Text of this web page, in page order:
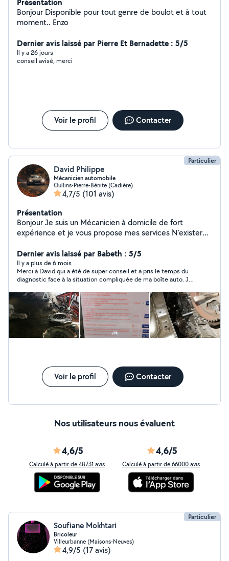
Bonjour Disponible pour tout genre de boulot et à tout
moment.. Enzo
Dernier avis laissé par Pierre Et Bernadette : 5/5
Il y a 26 jours
conseil avisé, merci
Voir le profil Contacter
Particulier
David Philippe
Mécanicien automobile
Oullins-Pierre-Bénite (Cadière)
4,7/5 (101 avis)
Présentation
Bonjour Je suis un Mécanicien à domicile de fort
expérience et je vous propose mes services N'exister
Cordialement
Dernier avis laissé par Babeth : 5/5
Il y a plus de 6 mois
Merci à David qui a été de super conseil et a pris le temps du
diagnostic face à la situation compliquée de ma boîte auto. Je
Voir le profil Contacter
Nos utilisateurs nous évaluent
4,6/5
Calculé à partir de 48731 avis
4,6/5
Calculé à partir de 66000 avis
Particulier
Soufiane Mokhtari
Bricoleur
Villeurbanne (Maisons-Neuves)
4,9/5 (17 avis)